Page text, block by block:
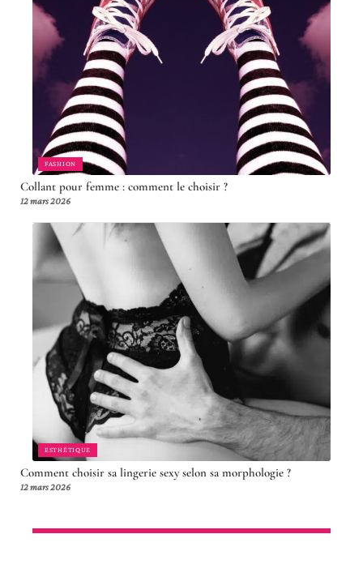
FASHION
Collant pour femme : comment le choisir ?
12 mars 2026
ESTHÉTIQUE
Comment choisir sa lingerie sexy selon sa morphologie ?
12 mars 2026